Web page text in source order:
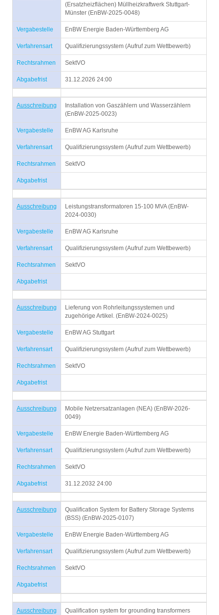
(Ersatzheizflächen) Müllheizkraftwerk Stuttgart-
Münster (EnBW-2025-0048)
Vergabestelle EnBW Energie Baden-Württemberg AG
Verfahrensart Qualifizierungssystem (Aufruf zum Wettbewerb)
Rechtsrahmen SektVO
Abgabefrist 31.12.2026 24:00
Ausschreibung
Installation von Gaszählern und Wasserzählern
(EnBW-2025-0023)
Vergabestelle EnBW AG Karlsruhe
Verfahrensart Qualifizierungssystem (Aufruf zum Wettbewerb)
Rechtsrahmen SektVO
Abgabefrist
Ausschreibung
Leistungstransformatoren 15-100 MVA (EnBW-
2024-0030)
Vergabestelle EnBW AG Karlsruhe
Verfahrensart Qualifizierungssystem (Aufruf zum Wettbewerb)
Rechtsrahmen SektVO
Abgabefrist
Ausschreibung
Lieferung von Rohrleitungssystemen und
zugehörige Artikel. (EnBW-2024-0025)
Vergabestelle EnBW AG Stuttgart
Verfahrensart Qualifizierungssystem (Aufruf zum Wettbewerb)
Rechtsrahmen SektVO
Abgabefrist
Ausschreibung
Mobile Netzersatzanlagen (NEA) (EnBW-2026-
0049)
Vergabestelle EnBW Energie Baden-Württemberg AG
Verfahrensart Qualifizierungssystem (Aufruf zum Wettbewerb)
Rechtsrahmen SektVO
Abgabefrist 31.12.2032 24:00
Ausschreibung
Qualification System for Battery Storage Systems
(BSS) (EnBW-2025-0107)
Vergabestelle EnBW Energie Baden-Württemberg AG
Verfahrensart Qualifizierungssystem (Aufruf zum Wettbewerb)
Rechtsrahmen SektVO
Abgabefrist
Ausschreibung
Qualification system for grounding transformers